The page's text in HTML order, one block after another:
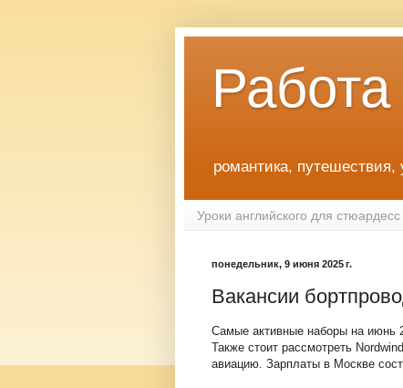
романтика, путешествия,
Уроки английского для стюардесс
понедельник, 9 июня 2025 г.
Вакансии
Самые активные наборы на июнь
Также стоит рассмотреть
авиацию. Зарплаты в Москве